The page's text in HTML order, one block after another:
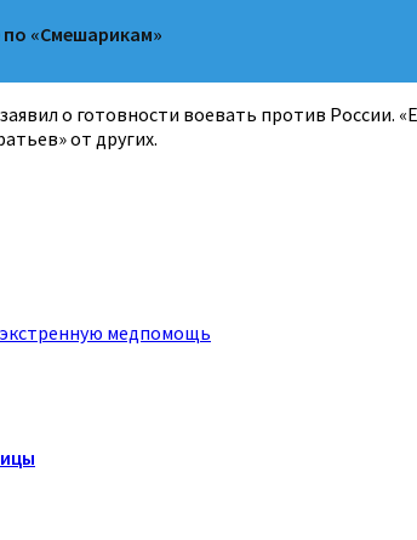
по «Смешарикам»
о готовности воевать против
от других.
медпомощь